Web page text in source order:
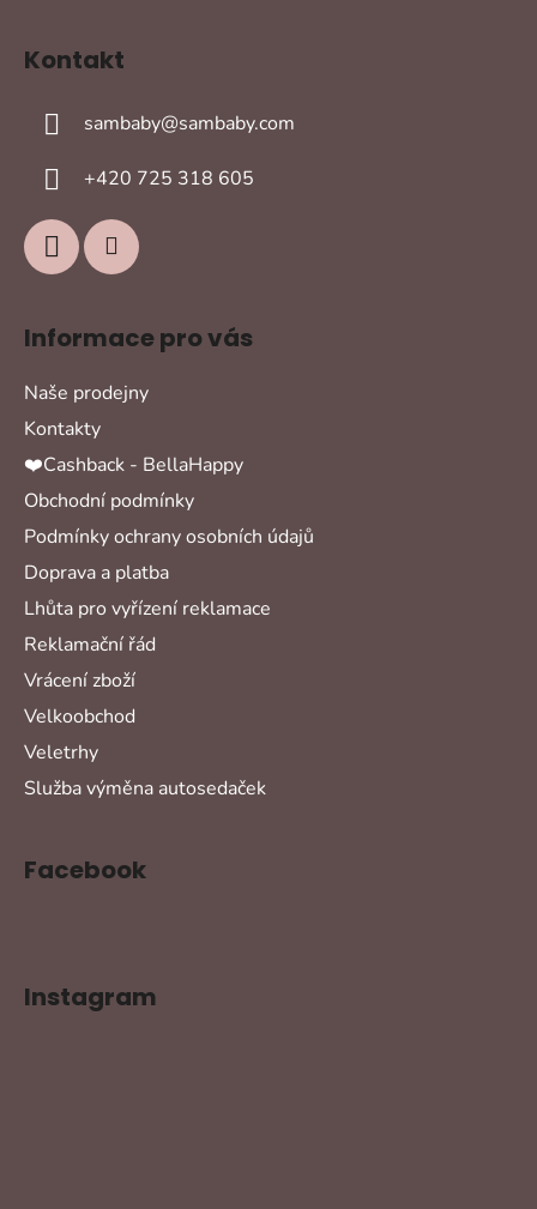
Kontakt
sambaby@sambaby.com
+420 725 318 605
Informace pro vás
Naše prodejny
Kontakty
❤️Cashback - BellaHappy
Obchodní podmínky
Podmínky ochrany osobních údajů
Doprava a platba
Lhůta pro vyřízení reklamace
Reklamační řád
Vrácení zboží
Velkoobchod
Veletrhy
Služba výměna autosedaček
Facebook
Instagram